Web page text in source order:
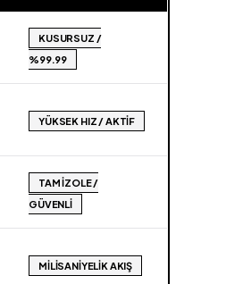
KUSURSUZ /
%99.99
YÜKSEK HIZ / AKTIF
TAM İZOLE /
GÜVENLI
MILISANIYELIK AKIŞ